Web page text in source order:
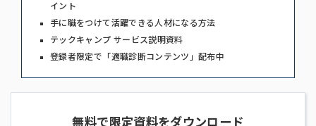
イント
手に職をつけて活躍できる人材になる方法
テックキャンプ サービス説明資料
登録者限定で「適職診断コンテンツ」配布中
無料で限定資料をダウンロード